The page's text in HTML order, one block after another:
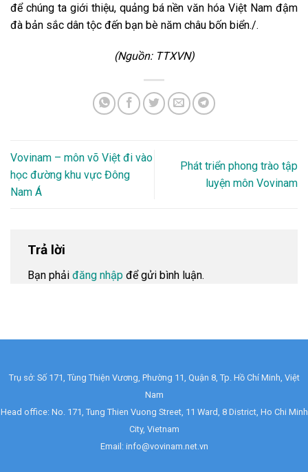
để chúng ta giới thiệu, quảng bá nền văn hóa Việt Nam đậm
đà bản sắc dân tộc đến bạn bè năm châu bốn biển./.
(Nguồn: TTXVN)
Vovinam – môn võ Việt đi vào
học đường khu vực Đông
Nam Á
Phát triển phong trào tập
luyện môn Vovinam
Trả lời
Bạn phải đăng nhập để gửi bình luận.
Trụ sở: Số 171, Tùng Thiện Vương, Phường 11, Quận 8, Tp. Hồ Chí Minh, Việt
Nam
Head office: No. 171, Tung Thien Vuong Street, 11 Ward, 8 District, Ho Chi Minh
City, Vietnam
Email: info@vovinam.net.vn